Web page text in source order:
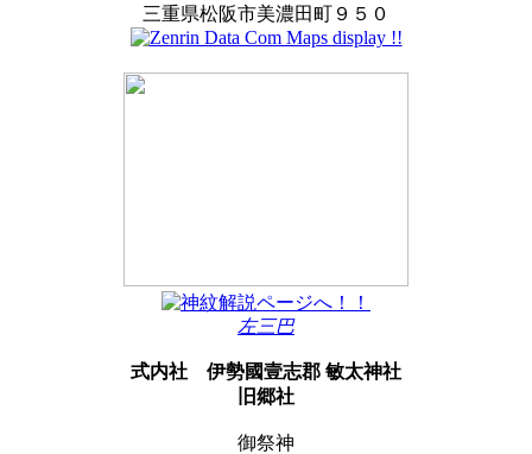
三重県松阪市美濃田町９５０
左三巴
式内社
伊勢國壹志郡 敏太神社
旧郷社
御祭神